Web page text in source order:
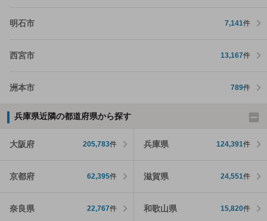
明石市 7,141件
西宮市 13,167件
洲本市 789件
兵庫県近隣の都道府県から探す
大阪府 205,783件 兵庫県 124,391件
京都府 62,395件 滋賀県 24,551件
奈良県 22,767件 和歌山県 15,820件